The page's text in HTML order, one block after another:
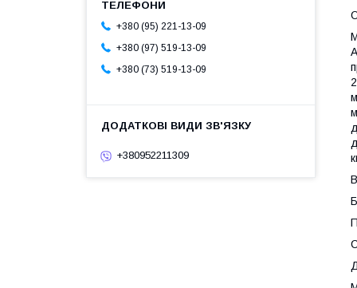
+380 (95) 221-13-09
+380 (97) 519-13-09
+380 (73) 519-13-09
+380952211309